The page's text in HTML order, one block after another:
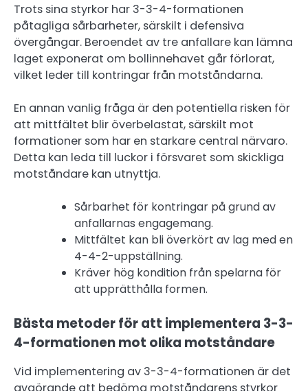
Trots sina styrkor har 3-3-4-formationen
påtagliga sårbarheter, särskilt i defensiva
övergångar. Beroendet av tre anfallare kan lämna
laget exponerat om bollinnehavet går förlorat,
vilket leder till kontringar från motståndarna.
En annan vanlig fråga är den potentiella risken för
att mittfältet blir överbelastat, särskilt mot
formationer som har en starkare central närvaro.
Detta kan leda till luckor i försvaret som skickliga
motståndare kan utnyttja.
Sårbarhet för kontringar på grund av
anfallarnas engagemang.
Mittfältet kan bli överkört av lag med en
4-4-2-uppställning.
Kräver hög kondition från spelarna för
att upprätthålla formen.
Bästa metoder för att implementera 3-3-
4-formationen mot olika motståndare
Vid implementering av 3-3-4-formationen är det